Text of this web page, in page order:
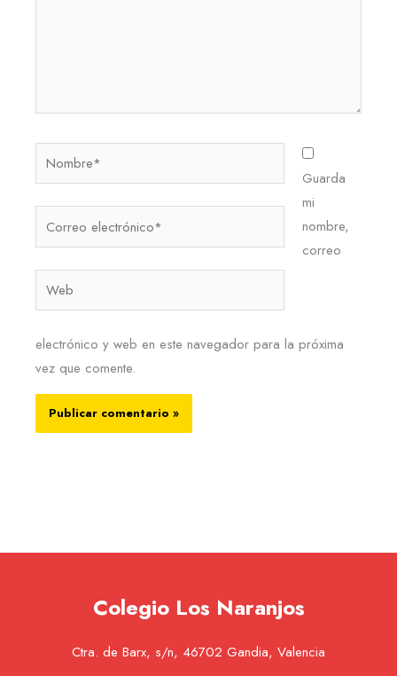
Nombre*
Guarda
mi
nombre,
correo
electrónico y web en este navegador para la próxima
vez que comente.
Colegio Los Naranjos
Ctra. de Barx, s/n, 46702 Gandia, Valencia